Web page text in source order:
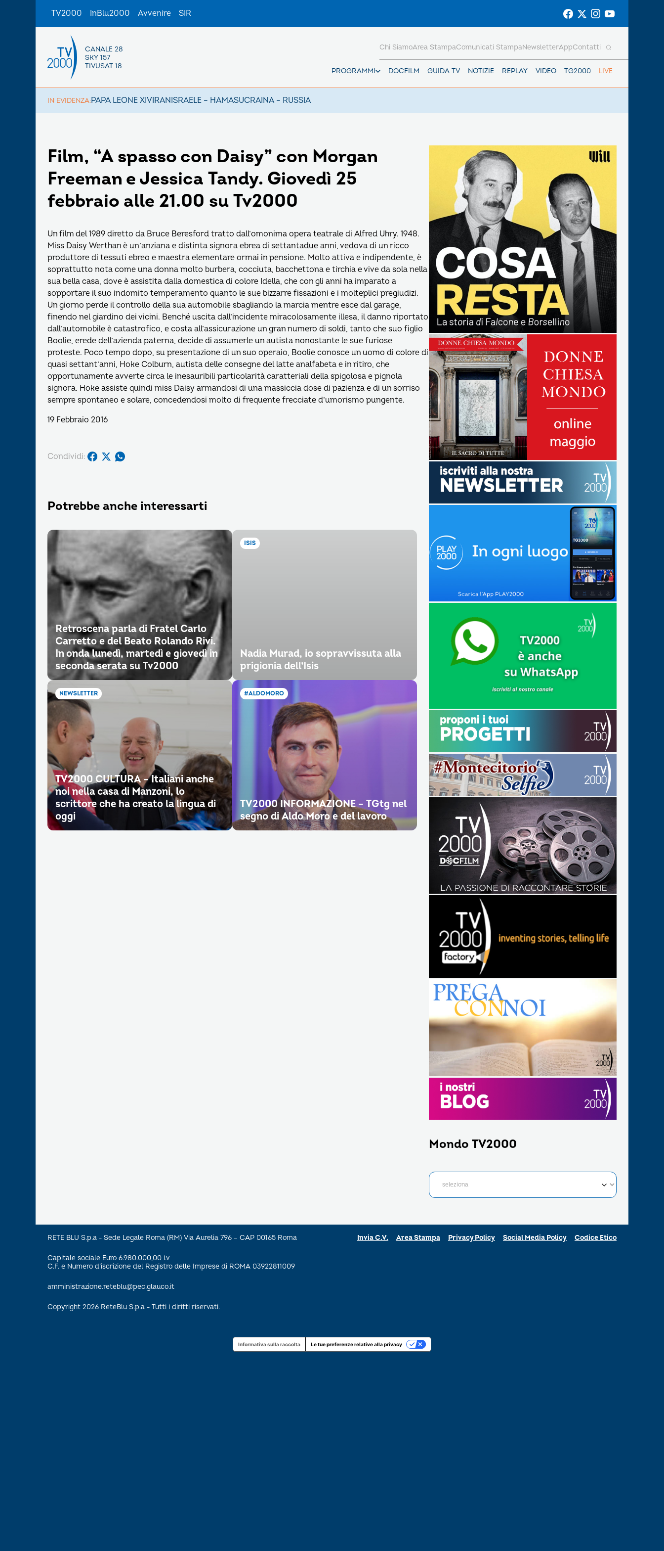
TV2000 InBlu2000 Avvenire SIR
CANALE 28
SKY 157
TIVUSAT 18
PROGRAMMI DOCFILM GUIDA TV NOTIZIE REPLAY VIDEO TG2000 LIVE
Chi SiamoArea StampaComunicati StampaNewsletterAppContatti
IN EVIDENZA:PAPA LEONE XIVIRANISRAELE – HAMASUCRAINA – RUSSIA
Film, “A spasso con Daisy” con Morgan
Freeman e Jessica Tandy. Giovedì 25
febbraio alle 21.00 su Tv2000
Un film del 1989 diretto da Bruce Beresford tratto dall’omonima opera teatrale di Alfred Uhry. 1948.
Miss Daisy Werthan è un’anziana e distinta signora ebrea di settantadue anni, vedova di un ricco
produttore di tessuti ebreo e maestra elementare ormai in pensione. Molto attiva e indipendente, è
soprattutto nota come una donna molto burbera, cocciuta, bacchettona e tirchia e vive da sola nella
sua bella casa, dove è assistita dalla domestica di colore Idella, che con gli anni ha imparato a
sopportare il suo indomito temperamento quanto le sue bizzarre fissazioni e i molteplici pregiudizi.
Un giorno perde il controllo della sua automobile sbagliando la marcia mentre esce dal garage,
finendo nel giardino dei vicini. Benché uscita dall’incidente miracolosamente illesa, il danno riportato
dall’automobile è catastrofico, e costa all’assicurazione un gran numero di soldi, tanto che suo figlio
Boolie, erede dell’azienda paterna, decide di assumerle un autista nonostante le sue furiose
proteste. Poco tempo dopo, su presentazione di un suo operaio, Boolie conosce un uomo di colore di
quasi settant’anni, Hoke Colburn, autista delle consegne del latte analfabeta e in ritiro, che
opportunamente avverte circa le inesauribili particolarità caratteriali della spigolosa e pignola
signora. Hoke assiste quindi miss Daisy armandosi di una massiccia dose di pazienza e di un sorriso
sempre spontaneo e solare, concedendosi molto di frequente frecciate d’umorismo pungente.
19 Febbraio 2016
Condividi:
Potrebbe anche interessarti
Retroscena parla di Fratel Carlo
Carretto e del Beato Rolando Rivi.
In onda lunedì, martedì e giovedì in
seconda serata su Tv2000
ISIS
Nadia Murad, io sopravvissuta alla
prigionia dell’Isis
NEWSLETTER
TV2000 CULTURA – Italiani anche
noi nella casa di Manzoni, lo
scrittore che ha creato la lingua di
oggi
#ALDOMORO
TV2000 INFORMAZIONE – TGtg nel
segno di Aldo Moro e del lavoro
Mondo TV2000
RETE BLU S.p.a - Sede Legale Roma (RM) Via Aurelia 796 – CAP 00165 Roma
Capitale sociale Euro 6.980.000,00 i.v
C.F. e Numero d’iscrizione del Registro delle Imprese di ROMA 03922811009
amministrazione.reteblu@pec.glauco.it
Copyright 2026 ReteBlu S.p.a - Tutti i diritti riservati.
Invia C.V. Area Stampa Privacy Policy Social Media Policy Codice Etico
Informativa sulla raccolta Le tue preferenze relative alla privacy